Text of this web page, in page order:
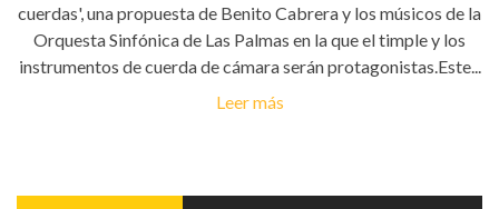
cuerdas', una propuesta de Benito Cabrera y los músicos de la
Orquesta Sinfónica de Las Palmas en la que el timple y los
instrumentos de cuerda de cámara serán protagonistas.Este...
Leer más